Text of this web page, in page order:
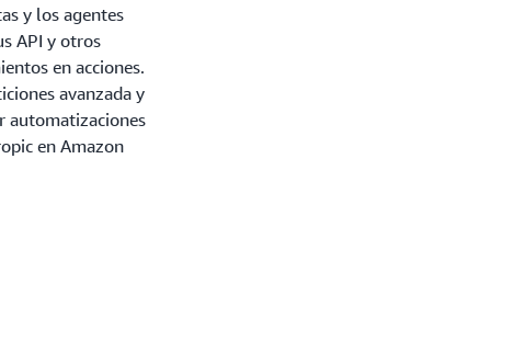
y los agentes
API y otros
en acciones.
avanzada y
automatizaciones
en Amazon